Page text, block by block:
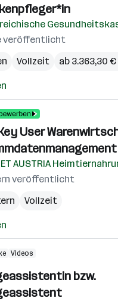
veröffentlicht
Vollzeit ab 3.363,30
User
AUSTRIA
veröffentlicht
Vollzeit
Videos
bzw.